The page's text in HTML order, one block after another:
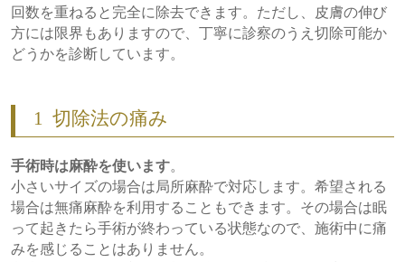
回数を重ねると完全に除去できます。ただし、皮膚の伸び
方には限界もありますので、丁寧に診察のうえ切除可能か
どうかを診断しています。
1 切除法の痛み
手術時は麻酔を使います。
小さいサイズの場合は局所麻酔で対応します。希望される
場合は無痛麻酔を利用することもできます。その場合は眠
って起きたら手術が終わっている状態なので、施術中に痛
みを感じることはありません。